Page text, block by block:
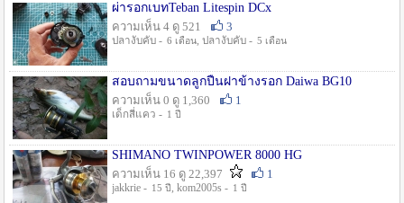
ผ่ารอกเบทTeban Litespin DCx
ความเห็น 4 ดู 521
3
ปลางับคับ - 6 เดือน, ปลางับคับ - 5 เดือน
สอบถามขนาดลูกปืนฝาข้างรอก Daiwa BG10
ความเห็น 0 ดู 1,360
1
เด็กสี่แคว - 1 ปี
SHIMANO TWINPOWER 8000 HG
ความเห็น 16 ดู 22,397
1
jakkrie - 15 ปี , kom2005s - 1 ปี